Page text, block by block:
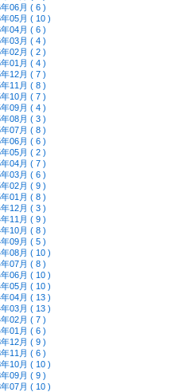
06月 ( 6 )
05月 ( 10 )
04月 ( 6 )
03月 ( 4 )
02月 ( 2 )
01月 ( 4 )
12月 ( 7 )
11月 ( 8 )
10月 ( 7 )
09月 ( 4 )
08月 ( 3 )
07月 ( 8 )
06月 ( 6 )
05月 ( 2 )
04月 ( 7 )
03月 ( 6 )
02月 ( 9 )
01月 ( 8 )
12月 ( 3 )
11月 ( 9 )
10月 ( 8 )
09月 ( 5 )
08月 ( 10 )
07月 ( 8 )
06月 ( 10 )
05月 ( 10 )
04月 ( 13 )
03月 ( 13 )
02月 ( 7 )
01月 ( 6 )
12月 ( 9 )
11月 ( 6 )
10月 ( 10 )
09月 ( 9 )
07月 ( 10 )